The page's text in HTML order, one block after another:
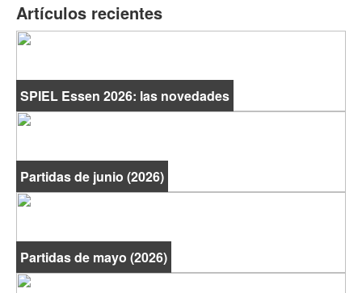
Artículos recientes
SPIEL Essen 2026: las novedades
Partidas de junio (2026)
Partidas de mayo (2026)